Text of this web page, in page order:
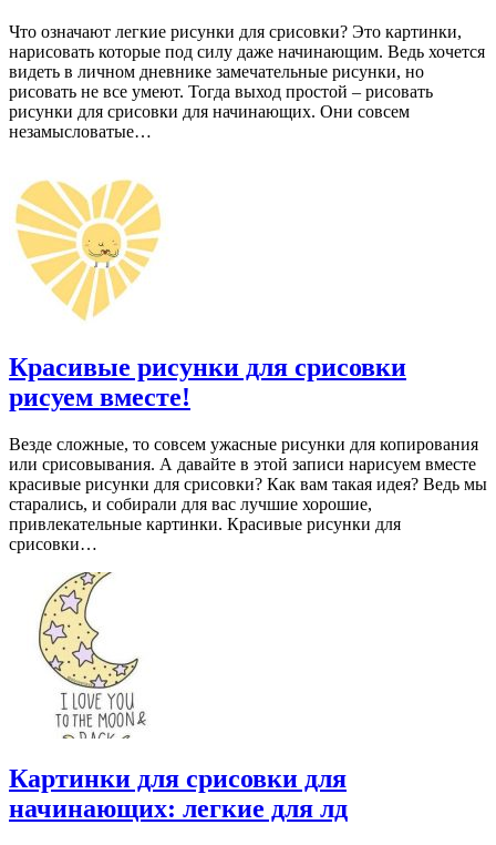
Что означают легкие рисунки для срисовки? Это картинки,
нарисовать которые под силу даже начинающим. Ведь хочется
видеть в личном дневнике замечательные рисунки, но
рисовать не все умеют. Тогда выход простой – рисовать
рисунки для срисовки для начинающих. Они совсем
незамысловатые…
Красивые рисунки для срисовки
рисуем вместе!
Везде сложные, то совсем ужасные рисунки для копирования
или срисовывания. А давайте в этой записи нарисуем вместе
красивые рисунки для срисовки? Как вам такая идея? Ведь мы
старались, и собирали для вас лучшие хорошие,
привлекательные картинки. Красивые рисунки для
срисовки…
Картинки для срисовки для
начинающих: легкие для лд